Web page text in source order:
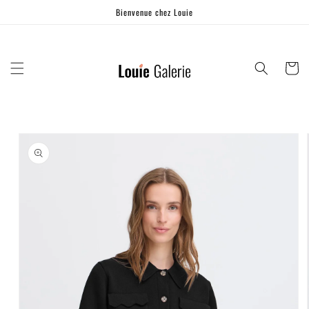
Bienvenue chez Louie
Panier
informations
produits